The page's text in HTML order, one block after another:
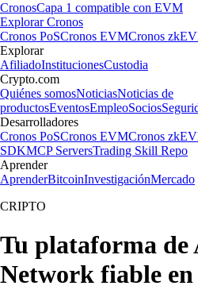
CronosCapa 1 compatible con EVM
Explorar Cronos
Cronos PoSCronos EVMCronos
Explorar
AfiliadoInstitucionesCustodia
Crypto.com
Quiénes somosNoticiasNoticias de
productosEventosEmpleoSocios
Desarrolladores
Cronos PoSCronos EVMCronos
SDKMCP ServersTrading Skill Repo
Aprender
AprenderBitcoinInvestigaciónMercado
CRIPTO
Tu plataforma de
Network fiable en